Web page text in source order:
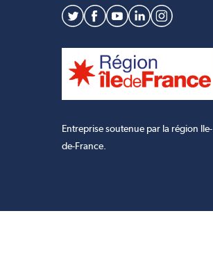
Entreprise soutenue par la région Ile-
de-France.